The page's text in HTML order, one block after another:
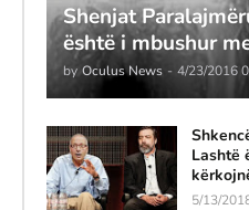
Shenjat
është i mbushur
by Oculus News - 4/23/2016
Lashtë
5/13/